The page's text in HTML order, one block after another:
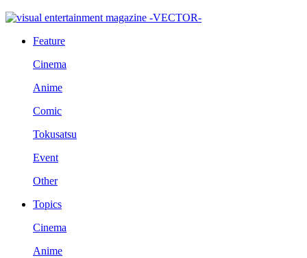
Feature
Cinema
Anime
Comic
Tokusatsu
Event
Other
Topics
Cinema
Anime